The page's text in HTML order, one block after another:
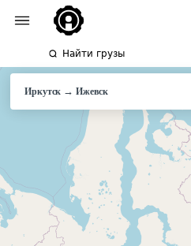
Найти грузы
Иркутск →Ижевск